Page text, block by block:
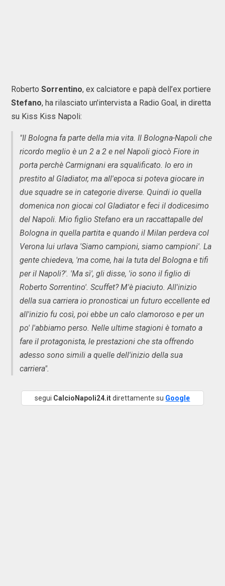
Roberto Sorrentino, ex calciatore e papà dell’ex portiere
Stefano, ha rilasciato un'intervista a Radio Goal, in diretta
su Kiss Kiss Napoli:
"Il Bologna fa parte della mia vita. Il Bologna-Napoli che
ricordo meglio è un 2 a 2 e nel Napoli giocò Fiore in
porta perchè Carmignani era squalificato. Io ero in
prestito al Gladiator, ma all'epoca si poteva giocare in
due squadre se in categorie diverse. Quindi io quella
domenica non giocai col Gladiator e feci il dodicesimo
del Napoli. Mio figlio Stefano era un raccattapalle del
Bologna in quella partita e quando il Milan perdeva col
Verona lui urlava 'Siamo campioni, siamo campioni'. La
gente chiedeva, 'ma come, hai la tuta del Bologna e tifi
per il Napoli?'. 'Ma sì', gli disse, 'io sono il figlio di
Roberto Sorrentino'. Scuffet? M'è piaciuto. All'inizio
della sua carriera io pronosticai un futuro eccellente ed
all'inizio fu così, poi ebbe un calo clamoroso e per un
po' l'abbiamo perso. Nelle ultime stagioni è tornato a
fare il protagonista, le prestazioni che sta offrendo
adesso sono simili a quelle dell'inizio della sua
carriera".
segui CalcioNapoli24.itdirettamente su Google